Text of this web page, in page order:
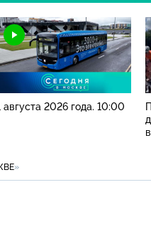
августа 2026 года. 10:00
»